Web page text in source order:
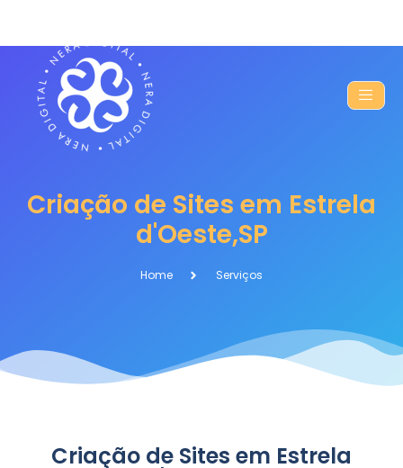
Criação de Sites em Estrela
d'Oeste,SP
Home Serviços
Criação de Sites em Estrela